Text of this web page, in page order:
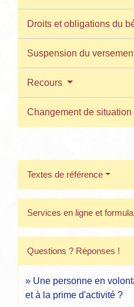
Droits et obligations du
Suspension du
Recours
Changement de situation
Textes de référence
Services en ligne et
Questions ? Réponses !
Une personne en
et à la prime d'activité ?